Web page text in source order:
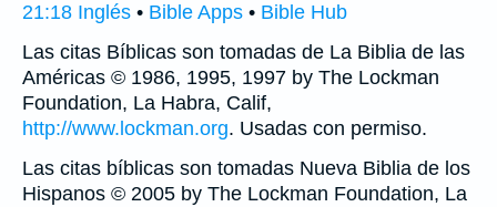
21:18 Inglés • Bible Apps • Bible Hub
Las citas Bíblicas son tomadas de La Biblia de las
Américas © 1986, 1995, 1997 by The Lockman
Foundation, La Habra, Calif,
http://www.lockman.org. Usadas con permiso.
Las citas bíblicas son tomadas Nueva Biblia de los
Hispanos © 2005 by The Lockman Foundation, La